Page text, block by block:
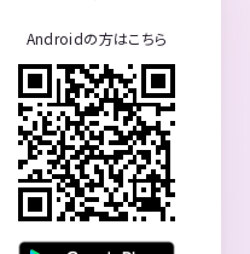
Androidの方はこちら